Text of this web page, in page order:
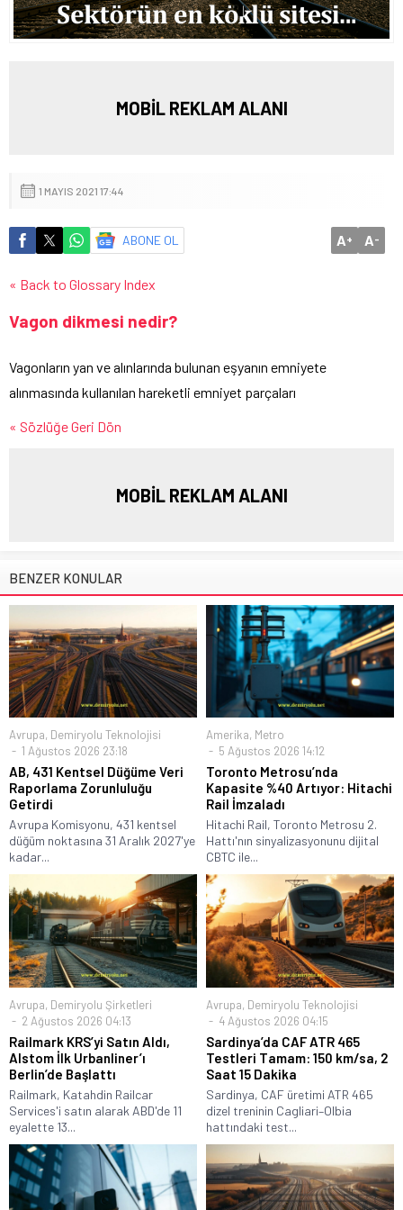
MOBİL REKLAM ALANI
1 MAYIS 2021 17:44
ABONE OL A+ A-
« Back to Glossary Index
Vagon dikmesi nedir?
Vagonların yan ve alınlarında bulunan eşyanın emniyete
alınmasında kullanılan hareketli emniyet parçaları
« Sözlüğe Geri Dön
MOBİL REKLAM ALANI
BENZER KONULAR
Avrupa, Demiryolu Teknolojisi
1 Ağustos 2026 23:18
AB, 431 Kentsel Düğüme Veri
Raporlama Zorunluluğu
Getirdi
Avrupa Komisyonu, 431 kentsel
düğüm noktasına 31 Aralık 2027'ye
kadar...
Amerika, Metro
5 Ağustos 2026 14:12
Toronto Metrosu’nda
Kapasite %40 Artıyor: Hitachi
Rail İmzaladı
Hitachi Rail, Toronto Metrosu 2.
Hattı'nın sinyalizasyonunu dijital
CBTC ile...
Avrupa, Demiryolu Şirketleri
2 Ağustos 2026 04:13
Railmark KRS’yi Satın Aldı,
Alstom İlk Urbanliner’ı
Berlin’de Başlattı
Railmark, Katahdin Railcar
Services'i satın alarak ABD'de 11
eyalette 13...
Avrupa, Demiryolu Teknolojisi
4 Ağustos 2026 04:15
Sardinya’da CAF ATR 465
Testleri Tamam: 150 km/sa, 2
Saat 15 Dakika
Sardinya, CAF üretimi ATR 465
dizel treninin Cagliari–Olbia
hattındaki test...